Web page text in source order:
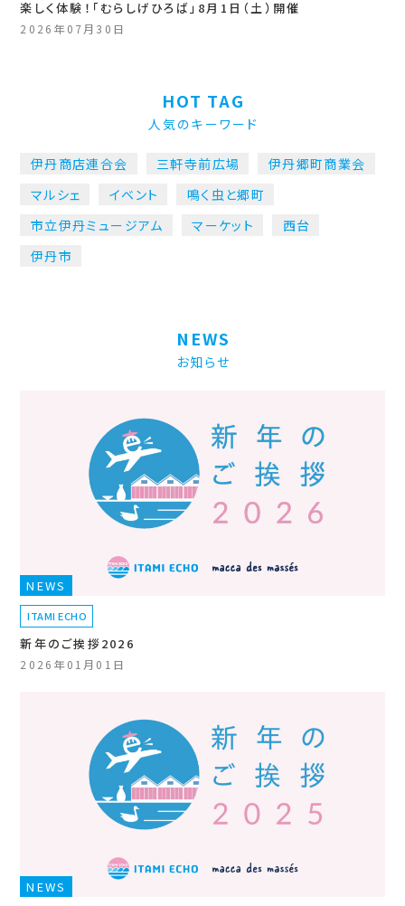
楽しく体験！「むらしげひろば」8月1日（土）開催
2026年07月30日
HOT TAG
人気のキーワード
伊丹商店連合会 三軒寺前広場
伊丹郷町商業会
マルシェ
イベント
鳴く虫と郷町
市立伊丹ミュージアム
マーケット
西台
伊丹市
NEWS
お知らせ
NEWS
ITAMI ECHO
新年のご挨拶2026
2026年01月01日
NEWS